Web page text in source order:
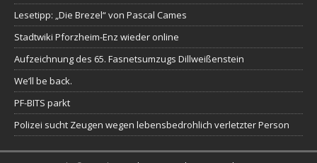
Lesetipp: „Die Brezel“ von Pascal Cames
Stadtwiki Pforzheim-Enz wieder online
Aufzeichnung des 65. Fasnetsumzugs Dillweißenstein
We’ll be back.
PF-BITS parkt
Polizei sucht Zeugen wegen lebensbedrohlich verletzter Person